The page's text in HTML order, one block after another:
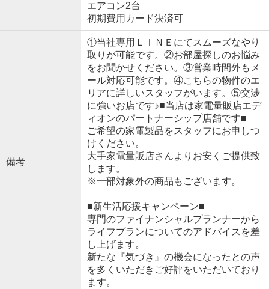
エアコン2台
初期費用カード決済可
備考
①当社専用ＬＩＮＥにてスムーズなやり
取りが可能です。②お部屋探しのお悩み
をお聞かせください。③営業時間外もメ
ール対応可能です。④こちらの物件のエ
リアに詳しいスタッフがいます。⑤交渉
に強いお店です♪■当店は家電量販店エデ
ィオンのパートナーシップ店舗です■
ご希望の家電製品をスタッフにお申しつ
けください。
大手家電量販店さんよりお安くご提供致
します。
※一部対象外の商品もございます。
■新生活応援キャンペーン■
専門のファイナンシャルプランナーから
ライフプランについてのアドバイスを差
し上げます。
新たな『気づき』の機会になったとの声
を多くいただきご好評をいただいており
ます。